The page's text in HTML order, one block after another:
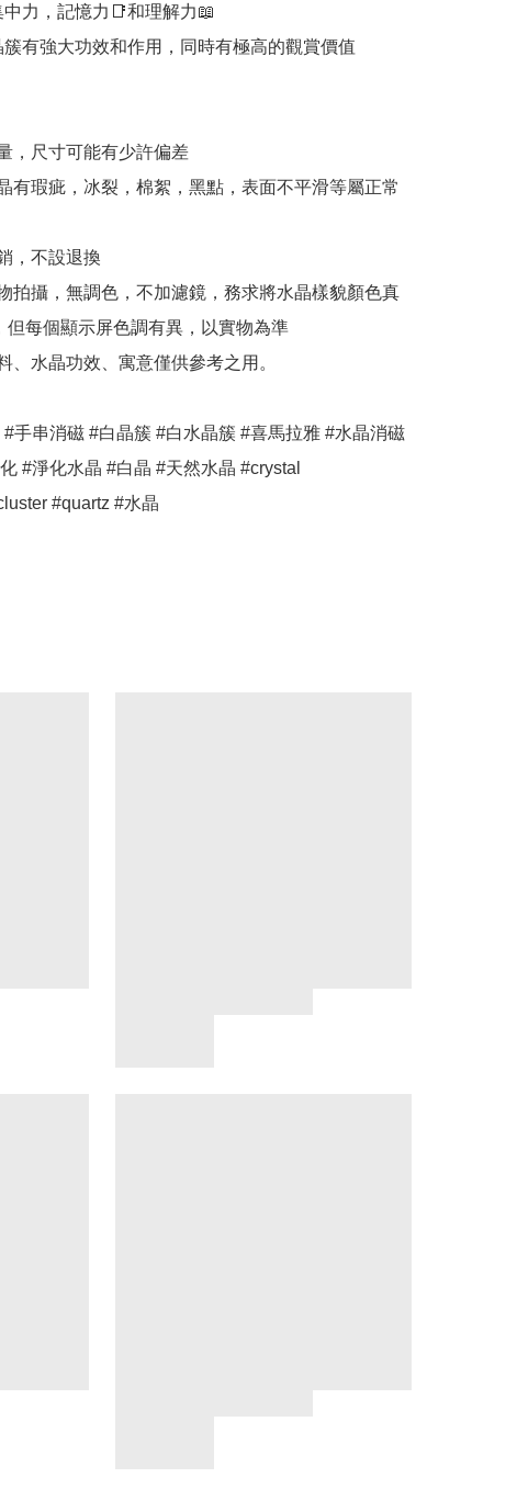
力，記憶力📑和理解力📖
有強大功效和作用，同時有極高的觀賞價值
量，尺寸可能有少許偏差
晶有瑕疵，冰裂，棉絮，黑點，表面不平滑等屬正常
，不設退換
物拍攝，無調色，不加濾鏡，務求將水晶樣貌顏色真
但每個顯示屏色調有異，以實物為準
料、水晶功效、寓意僅供參考之用。
#手串消磁 #白晶簇 #白水晶簇 #喜馬拉雅 #水晶消磁
#淨化水晶 #白晶 #天然水晶 #crystal
#quartz #水晶